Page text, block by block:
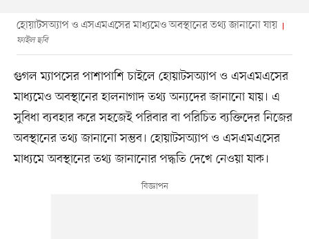
হোয়াটসঅ্যাপ ও এসএমএসের মাধ্যমেও অবস্থানের তথ্য জানানো যায়
ফাইল ছবি
গুগল ম্যাপসের পাশাপাশি চাইলে হোয়াটসঅ্যাপ ও এসএমএসের
মাধ্যমেও অবস্থানের হালনাগাদ তথ্য অন্যদের জানানো যায়। এ
সুবিধা ব্যবহার করে সহজেই পরিবার বা পরিচিত ব্যক্তিদের নিজের
অবস্থানের তথ্য জানানো সম্ভব। হোয়াটসঅ্যাপ ও এসএমএসের
মাধ্যমে অবস্থানের তথ্য জানানোর পদ্ধতি দেখে নেওয়া যাক।